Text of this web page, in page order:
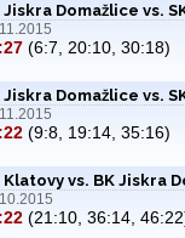
Jiskra Domažlice vs.
(6:7, 20:10, 30:18)
Jiskra Domažlice vs.
(9:8, 19:14, 35:16)
Klatovy vs. BK Jiskra
(21:10, 36:14,